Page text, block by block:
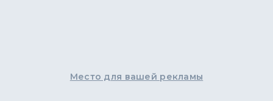
Место для вашей рекламы